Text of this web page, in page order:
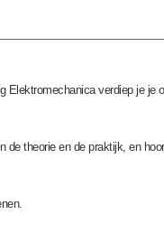
verdiep je je
theorie en de praktijk, en